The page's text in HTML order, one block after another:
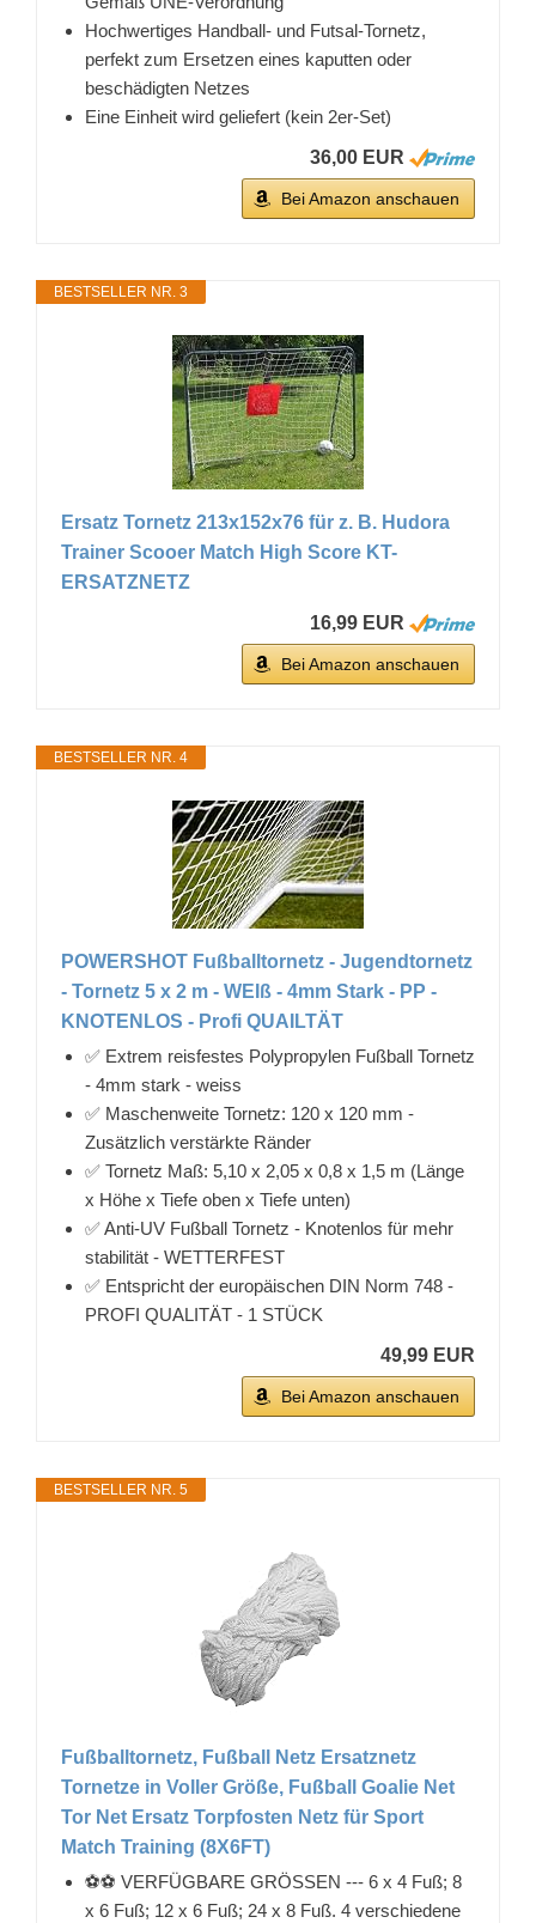
Hochwertiges Handball- und Futsal-Tornetz,
perfekt zum Ersetzen eines kaputten oder
beschädigten Netzes
Eine Einheit wird geliefert (kein 2er-Set)
36,00 EUR
Bei Amazon anschauen
BESTSELLER NR. 3
Ersatz Tornetz 213x152x76 für z. B. Hudora
Trainer Scooer Match High Score KT-
ERSATZNETZ
16,99 EUR
Bei Amazon anschauen
BESTSELLER NR. 4
POWERSHOT Fußballtornetz - Jugendtornetz
- Tornetz 5 x 2 m - WEIß - 4mm Stark - PP -
KNOTENLOS - Profi QUAILTÄT
✅ Extrem reisfestes Polypropylen Fußball Tornetz
- 4mm stark - weiss
✅ Maschenweite Tornetz: 120 x 120 mm -
Zusätzlich verstärkte Ränder
✅ Tornetz Maß: 5,10 x 2,05 x 0,8 x 1,5 m (Länge
x Höhe x Tiefe oben x Tiefe unten)
✅ Anti-UV Fußball Tornetz - Knotenlos für mehr
stabilität - WETTERFEST
✅ Entspricht der europäischen DIN Norm 748 -
PROFI QUALITÄT - 1 STÜCK
49,99 EUR
Bei Amazon anschauen
BESTSELLER NR. 5
Fußballtornetz, Fußball Netz Ersatznetz
Tornetze in Voller Größe, Fußball Goalie Net
Tor Net Ersatz Torpfosten Netz für Sport
Match Training (8X6FT)
⚽⚽ VERFÜGBARE GRÖSSEN --- 6 x 4 Fuß; 8
x 6 Fuß; 12 x 6 Fuß; 24 x 8 Fuß. 4 verschiedene